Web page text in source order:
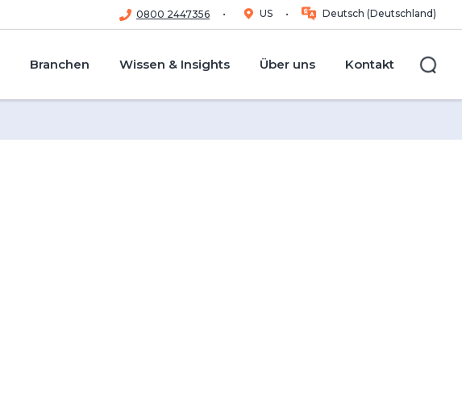
0800 2447356 US Deutsch (Deutschland)
Branchen Wissen & Insights Über uns Kontakt